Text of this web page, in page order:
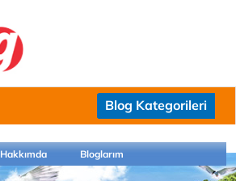
Blog Kategorileri
Hakkımda Bloglarım